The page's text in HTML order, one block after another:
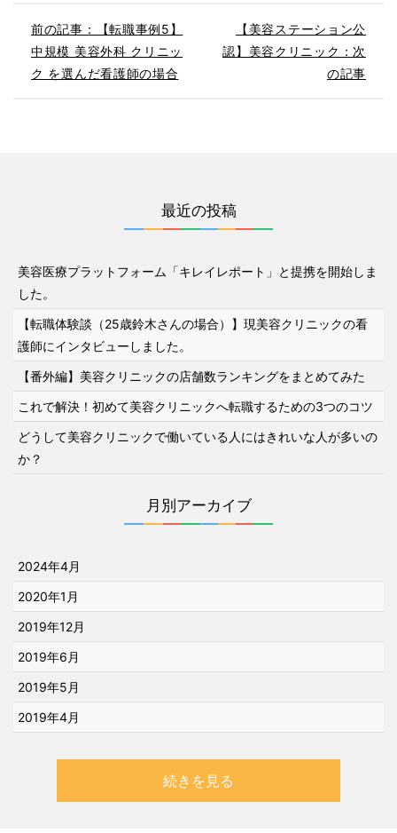
前の記事：【転職事例5】
中規模 美容外科 クリニッ
ク を選んだ看護師の場合
【美容ステーション公
認】美容クリニック：次
の記事
最近の投稿
美容医療プラットフォーム「キレイレポート」と提携を開始しま
した。
【転職体験談（25歳鈴木さんの場合）】現美容クリニックの看
護師にインタビューしました。
【番外編】美容クリニックの店舗数ランキングをまとめてみた
これで解決！初めて美容クリニックへ転職するための3つのコツ
どうして美容クリニックで働いている人にはきれいな人が多いの
か？
月別アーカイブ
2024年4月
2020年1月
2019年12月
2019年6月
2019年5月
2019年4月
続きを見る